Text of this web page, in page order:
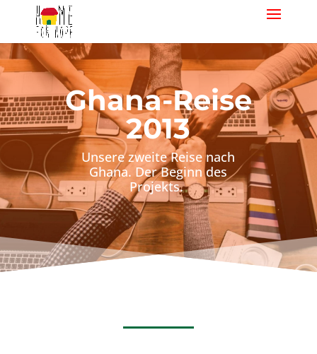
Ghana-Reise
2013
Unsere zweite Reise nach
Ghana. Der Beginn des
Projekts.